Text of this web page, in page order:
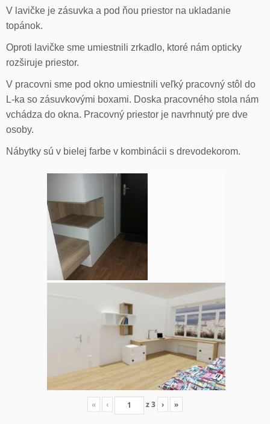
V lavičke je zásuvka a pod ňou priestor na ukladanie
topánok.
Oproti lavičke sme umiestnili zrkadlo, ktoré nám opticky
rozširuje priestor.
V pracovni sme pod okno umiestnili veľký pracovný stôl do
L-ka so zásuvkovými boxami. Doska pracovného stola nám
vchádza do okna. Pracovný priestor je navrhnutý pre dve
osoby.
Nábytky sú v bielej farbe v kombinácii s drevodekorom.
« ‹ z3 › »